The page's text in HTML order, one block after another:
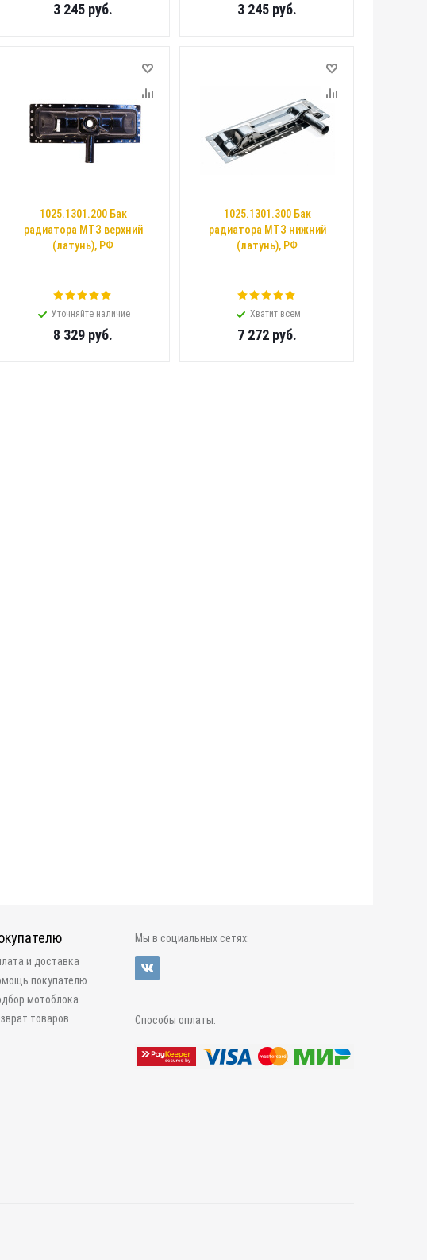
3 245 руб. 3 245 руб.
1025.1301.200 Бак
радиатора МТЗ верхний
(латунь), РФ
Уточняйте наличие
8 329 руб.
1025.1301.300 Бак
радиатора МТЗ нижний
(латунь), РФ
Хватит всем
7 272 руб.
и доставка
покупателю
мотоблока
товаров
Мы в социальных сетях:
Способы оплаты: